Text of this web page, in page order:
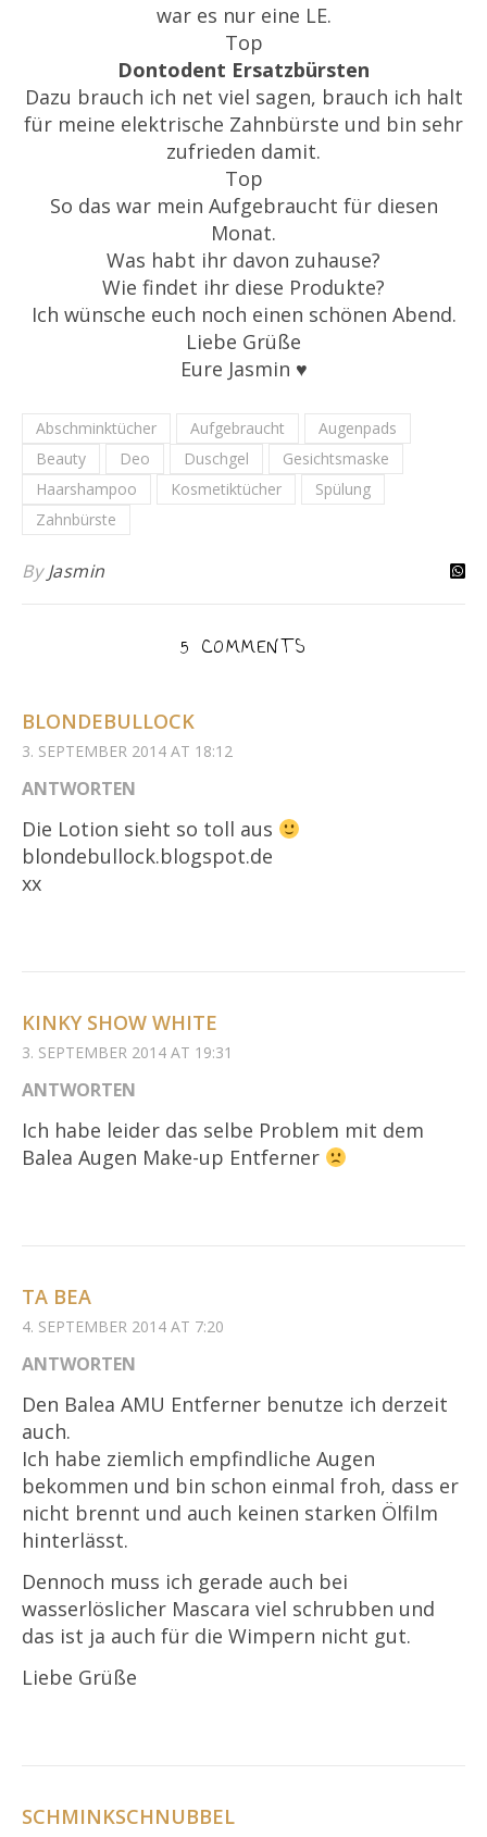
war es nur eine LE.
Top
Dontodent Ersatzbürsten
Dazu brauch ich net viel sagen, brauch ich halt
für meine elektrische Zahnbürste und bin sehr
zufrieden damit.
Top
So das war mein Aufgebraucht für diesen
Monat.
Was habt ihr davon zuhause?
Wie findet ihr diese Produkte?
Ich wünsche euch noch einen schönen Abend.
Liebe Grüße
Eure Jasmin ♥
Abschminktücher Aufgebraucht
Augenpads
Beauty
Deo Duschgel
Gesichtsmaske
Haarshampoo
Kosmetiktücher
Spülung
Zahnbürste
ByJasmin
5 COMMENTS
BLONDEBULLOCK
3. SEPTEMBER 2014 AT 18:12
ANTWORTEN
Die Lotion sieht so toll aus
blondebullock.blogspot.de
xx
KINKY SHOW WHITE
3. SEPTEMBER 2014 AT 19:31
ANTWORTEN
Ich habe leider das selbe Problem mit dem
Balea Augen Make-up Entferner
TA BEA
4. SEPTEMBER 2014 AT 7:20
ANTWORTEN
Den Balea AMU Entferner benutze ich derzeit
auch.
Ich habe ziemlich empfindliche Augen
bekommen und bin schon einmal froh, dass er
nicht brennt und auch keinen starken Ölfilm
hinterlässt.
Dennoch muss ich gerade auch bei
wasserlöslicher Mascara viel schrubben und
das ist ja auch für die Wimpern nicht gut.
Liebe Grüße
SCHMINKSCHNUBBEL